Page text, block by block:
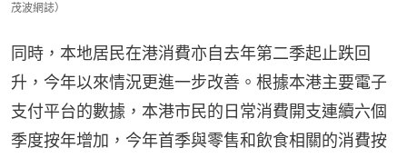
茂波網誌）
同時，本地居民在港消費亦自去年第二季起止跌回
升，今年以來情況更進一步改善。根據本港主要電子
支付平台的數據，本港市民的日常消費開支連續六個
季度按年增加，今年首季與零售和飲食相關的消費按